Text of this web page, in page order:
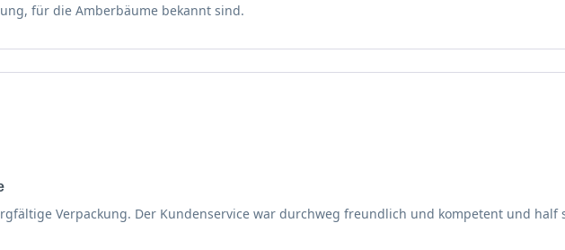
’Ellen‘ eine außergewöhnliche und sehenswerte Optik, so dass er zu jeder Jahreszeit ein
und frischem Boden, der eher durchlässig ist. Unterstützung durch die Schaffung eines
sollten vermieden werden, da sie dem Taiwanesischem Amberbaum Ellen
sich hierzu als günstiger erweist.
sich recht tiefgehend und treiben ausladend verzweigt ins Erdreich. Sie versorgen
für die Amberbäume bekannt sind.
Verpackung. Der Kundenservice war durchweg freundlich und kompetent und half